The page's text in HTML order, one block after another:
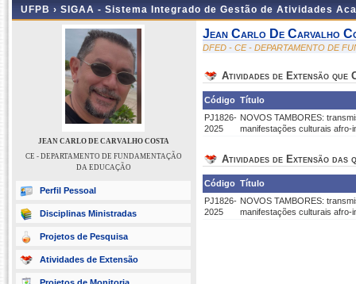
UFPB › SIGAA - Sistema Integrado de Gestão de Atividades
JEAN CARLO DE CARVALHO COSTA
CE - DEPARTAMENTO DE FUNDAMENTAÇÃO
DA EDUCAÇÃO
Perfil Pessoal
Disciplinas Ministradas
Projetos de Pesquisa
Atividades de Extensão
Jean Carlo De Carvalho
DFED - CE - DEPARTAMENTO DE
Atividades de Extensão que
Código Título
PJ1826-
2025
NOVOS TAMBORES:
manifestações culturais afro-
Atividades de Extensão das
Código Título
PJ1826-
2025
NOVOS TAMBORES:
manifestações culturais afro-